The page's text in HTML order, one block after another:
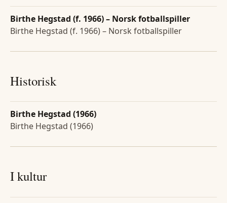
Birthe Hegstad (f. 1966) – Norsk fotballspiller
Birthe Hegstad (f. 1966) – Norsk fotballspiller
Historisk
Birthe Hegstad (1966)
Birthe Hegstad (1966)
I kultur